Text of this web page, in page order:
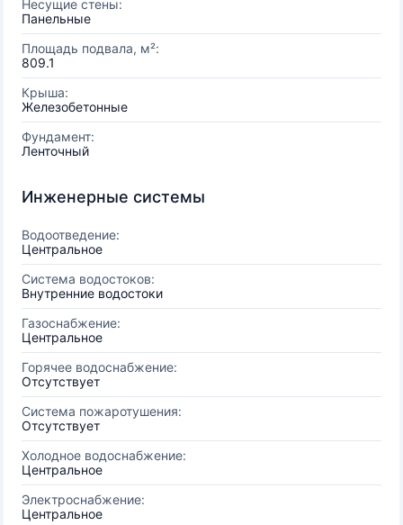
Несущие стены:
Панельные
Площадь подвала, м²:
809.1
Крыша:
Железобетонные
Фундамент:
Ленточный
Инженерные системы
Водоотведение:
Центральное
Система водостоков:
Внутренние водостоки
Газоснабжение:
Центральное
Горячее водоснабжение:
Отсутствует
Система пожаротушения:
Отсутствует
Холодное водоснабжение:
Центральное
Электроснабжение:
Центральное